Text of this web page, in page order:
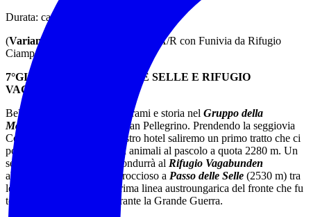
Durata: ca. 8h + soste
(Variante light
: ca. 10 km /+ 350 A/R con Funivia da Rifugio
Ciampedie a Rifugio Vajolet)
7°GIORNO – PASSO DELLE SELLE E RIFUGIO
VAGABUNDEN
Bellissimo itinerario tra panorami e storia nel Gruppo della
Marmolada
sopra il Passo San Pellegrino. Prendendo la seggiovia
Costabella nei pressi del nostro hotel saliremo un primo tratto che ci
porterà tra ampi pratoni con animali al pascolo a quota 2280 m. Un
sentiero, a tratti ripido, ci condurrà al Rifugio Vagabunden
abbarbicato su un sperone roccioso a Passo delle Selle (2530 m) tra
le creste dove correva al prima linea austroungarica del fronte che fu
teatro di combattimenti durante la Grande Guerra.